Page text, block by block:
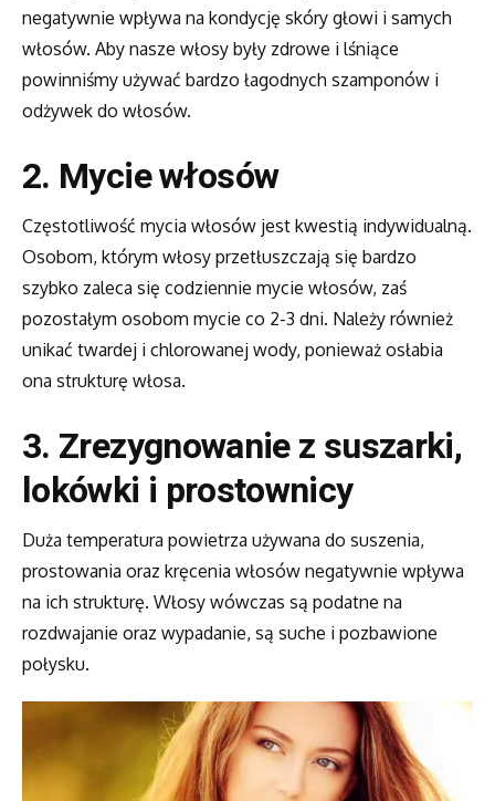
negatywnie wpływa na kondycję skóry głowi i samych
włosów. Aby nasze włosy były zdrowe i lśniące
powinniśmy używać bardzo łagodnych szamponów i
odżywek do włosów.
2. Mycie włosów
Częstotliwość mycia włosów jest kwestią indywidualną.
Osobom, którym włosy przetłuszczają się bardzo
szybko zaleca się codziennie mycie włosów, zaś
pozostałym osobom mycie co 2-3 dni. Należy również
unikać twardej i chlorowanej wody, ponieważ osłabia
ona strukturę włosa.
3. Zrezygnowanie z suszarki,
lokówki i prostownicy
Duża temperatura powietrza używana do suszenia,
prostowania oraz kręcenia włosów negatywnie wpływa
na ich strukturę. Włosy wówczas są podatne na
rozdwajanie oraz wypadanie, są suche i pozbawione
połysku.